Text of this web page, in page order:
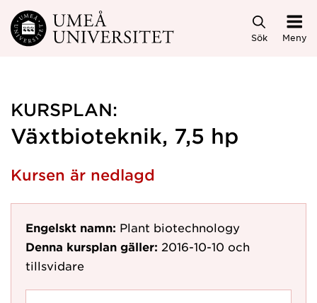
Hoppa direkt till innehållet
Sök Meny
KURSPLAN:
Växtbioteknik, 7,5 hp
Kursen är nedlagd
Engelskt namn: Plant biotechnology
Denna kursplan gäller: 2016-10-10 och
tillsvidare